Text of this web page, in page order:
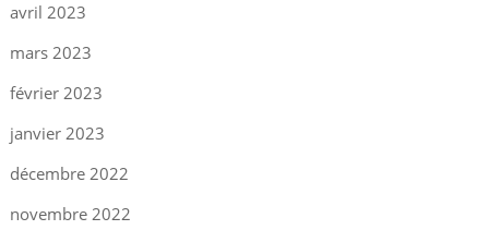
avril 2023
mars 2023
février 2023
janvier 2023
décembre 2022
novembre 2022